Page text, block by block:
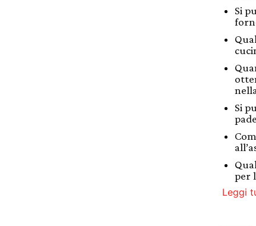
Si
Si
per
Leggi